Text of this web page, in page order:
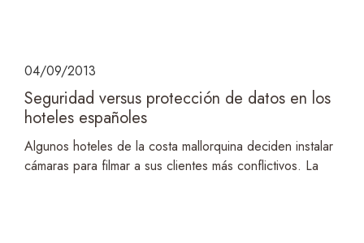
04/09/2013
Seguridad versus protección de datos en los
hoteles españoles
Algunos hoteles de la costa mallorquina deciden instalar
cámaras para filmar a sus clientes más conflictivos. La